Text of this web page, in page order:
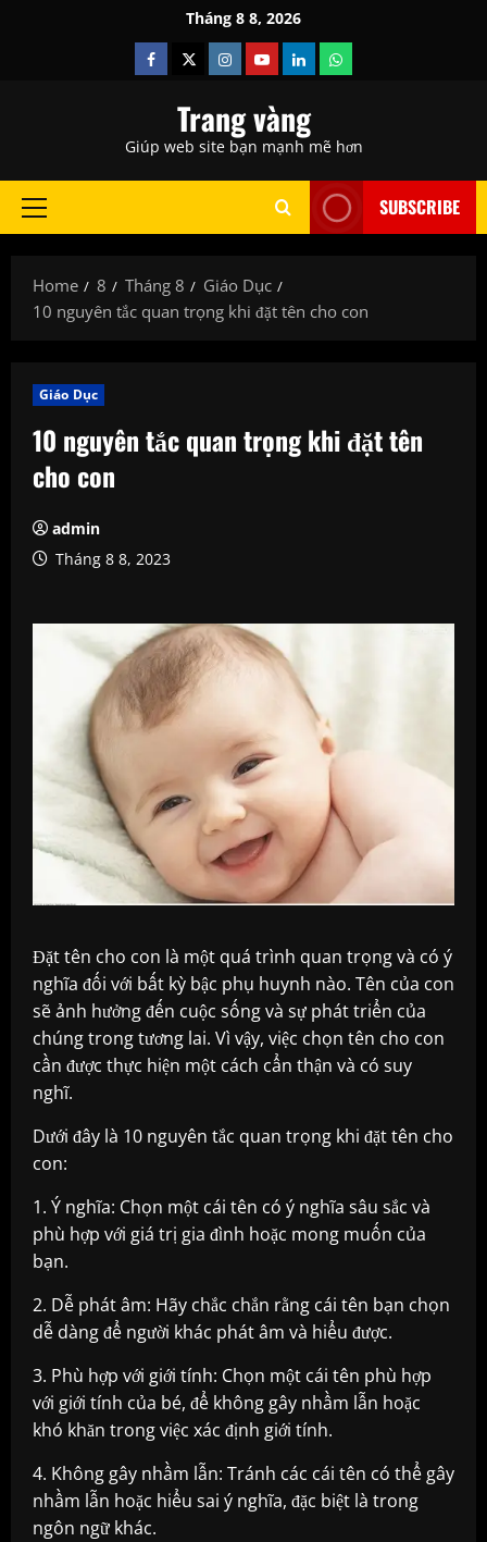
Tháng 8 8, 2026
Facebook
TwitterInstagram
YoutubeLinkedinWhatsapp
Trang vàng
Giúp web site bạn mạnh mẽ hơn
Primary
SUBSCRIBE
Home 8 Tháng 8
Giáo Dục
10 nguyên tắc quan trọng khi đặt tên cho con
Giáo Dục
10 nguyên tắc quan trọng khi đặt tên
cho con
admin
Tháng 8 8, 2023
Đặt tên cho con là một quá trình quan trọng và có ý
nghĩa đối với bất kỳ bậc phụ huynh nào. Tên của con
sẽ ảnh hưởng đến cuộc sống và sự phát triển của
chúng trong tương lai. Vì vậy, việc chọn tên cho con
cần được thực hiện một cách cẩn thận và có suy
nghĩ.
Dưới đây là 10 nguyên tắc quan trọng khi đặt tên cho
con:
1. Ý nghĩa: Chọn một cái tên có ý nghĩa sâu sắc và
phù hợp với giá trị gia đình hoặc mong muốn của
bạn.
2. Dễ phát âm: Hãy chắc chắn rằng cái tên bạn chọn
dễ dàng để người khác phát âm và hiểu được.
3. Phù hợp với giới tính: Chọn một cái tên phù hợp
với giới tính của bé, để không gây nhầm lẫn hoặc
khó khăn trong việc xác định giới tính.
4. Không gây nhầm lẫn: Tránh các cái tên có thể gây
nhầm lẫn hoặc hiểu sai ý nghĩa, đặc biệt là trong
ngôn ngữ khác.